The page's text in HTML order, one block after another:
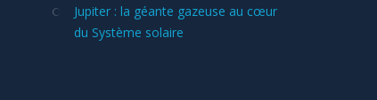
Jupiter : la géante gazeuse au cœur
du Système solaire